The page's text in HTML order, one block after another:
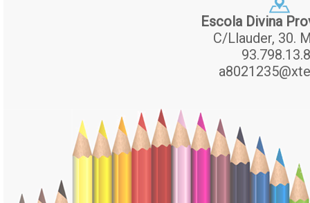
Escola Divina
C/Llauder, 30.